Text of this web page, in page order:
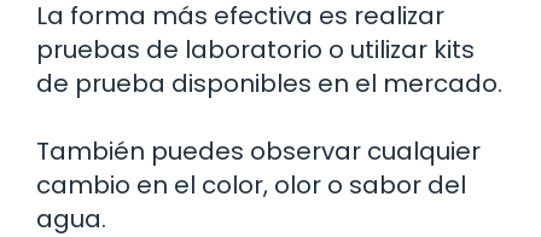
La forma más efectiva es realizar
pruebas de laboratorio o utilizar kits
de prueba disponibles en el mercado.
También puedes observar cualquier
cambio en el color, olor o sabor del
agua.